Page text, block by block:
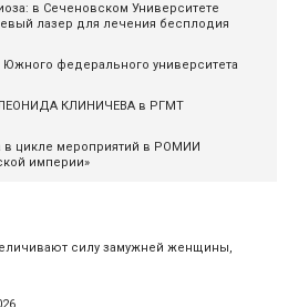
силу замужней женщины,
в Сеченовском Университете
лазер для лечения бесплодия
федерального университета
КЛИНИЧЕВА в РГМТ
цикле мероприятий в РОМИИ
империи»